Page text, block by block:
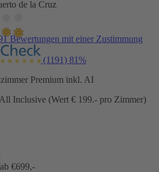
de la Cruz
Bewertungen mit einer Zustimmung
(1191) 81%
Premium inkl. AI
Inclusive (Wert € 199.- pro Zimmer)
ab €699,-